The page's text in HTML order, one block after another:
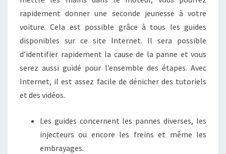
rapidement donner une seconde jeunesse à votre
voiture. Cela est possible grâce à tous les guides
disponibles sur ce site Internet. Il sera possible
d’identifier rapidement la cause de la panne et vous
serez aussi guidé pour l’ensemble des étapes. Avec
Internet, il est assez facile de dénicher des tutoriels
et des vidéos.
Les guides concernent les pannes diverses, les
injecteurs ou encore les freins et même les
embrayages.